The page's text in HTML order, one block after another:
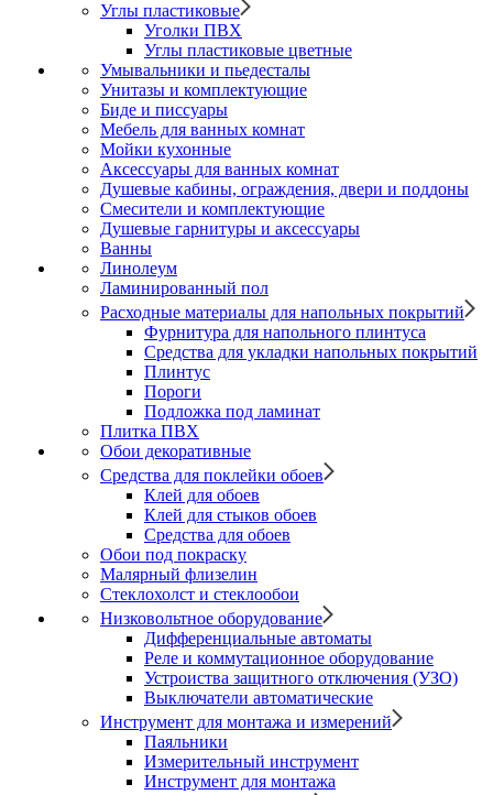
Углы пластиковые
Уголки ПВХ
Углы пластиковые цветные
Умывальники и пьедесталы
Унитазы и комплектующие
Биде и писсуары
Мебель для ванных комнат
Мойки кухонные
Аксессуары для ванных комнат
Душевые кабины, ограждения, двери и поддоны
Смесители и комплектующие
Душевые гарнитуры и аксессуары
Ванны
Линолеум
Ламинированный пол
Расходные материалы для напольных покрытий
Фурнитура для напольного плинтуса
Средства для укладки напольных покрытий
Плинтус
Пороги
Подложка под ламинат
Плитка ПВХ
Обои декоративные
Средства для поклейки обоев
Клей для обоев
Клей для стыков обоев
Средства для обоев
Обои под покраску
Малярный флизелин
Стеклохолст и стеклообои
Низковольтное оборудование
Дифференциальные автоматы
Реле и коммутационное оборудование
Устроиства защитного отключения (УЗО)
Выключатели автоматические
Инструмент для монтажа и измерений
Паяльники
Измерительный инструмент
Инструмент для монтажа